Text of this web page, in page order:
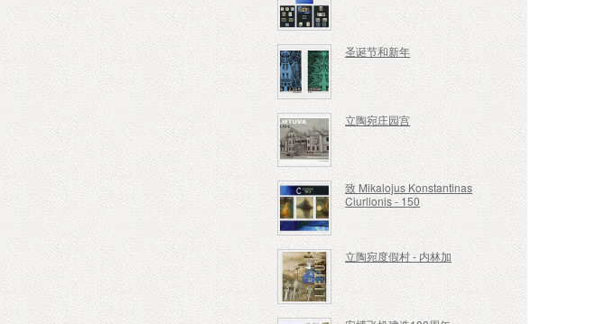
圣诞节和新年
立陶宛庄园宫
致 Mikalojus Konstantinas
Ciurlionis - 150
立陶宛度假村 - 内林加